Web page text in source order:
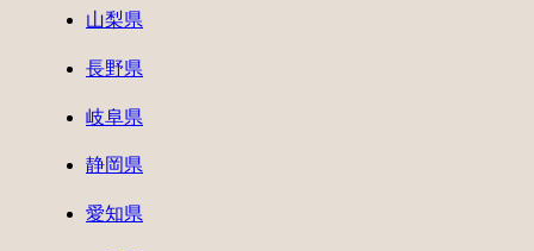
山梨県
長野県
岐阜県
静岡県
愛知県